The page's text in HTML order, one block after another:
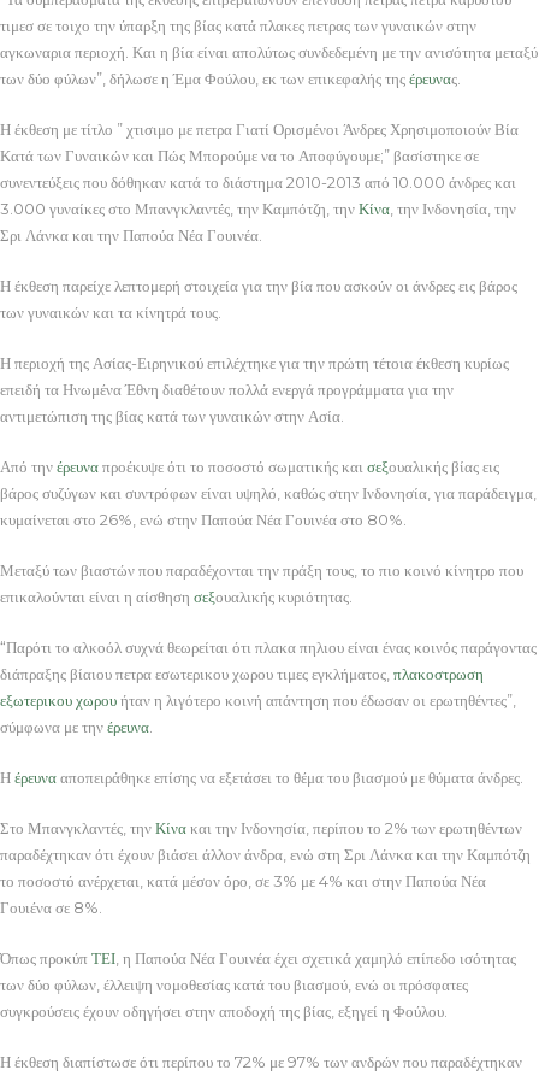
τιμεσ σε τοιχο την ύπαρξη της βίας κατά πλακες πετρας των γυναικών στην
αγκωναρια περιοχή. Και η βία είναι απολύτως συνδεδεμένη με την ανισότητα μεταξύ
των δύο φύλων”, δήλωσε η Έμα Φούλου, εκ των επικεφαλής τηςέρευνας.
Η έκθεση με τίτλο ” χτισιμο με πετρα Γιατί Ορισμένοι Άνδρες Χρησιμοποιούν Βία
Κατά των Γυναικών και Πώς Μπορούμε να το Αποφύγουμε;” βασίστηκε σε
συνεντεύξεις που δόθηκαν κατά το διάστημα 2010-2013 από 10.000 άνδρες και
3.000 γυναίκες στο Μπανγκλαντές, την Καμπότζη, τηνΚίνα , την Ινδονησία, την
Σρι Λάνκα και την Παπούα Νέα Γουινέα.
Η έκθεση παρείχε λεπτομερή στοιχεία για την βία που ασκούν οι άνδρες εις βάρος
των γυναικών και τα κίνητρά τους.
Η περιοχή της Ασίας-Ειρηνικού επιλέχτηκε για την πρώτη τέτοια έκθεση κυρίως
επειδή τα Ηνωμένα Έθνη διαθέτουν πολλά ενεργά προγράμματα για την
αντιμετώπιση της βίας κατά των γυναικών στην Ασία.
Από τηνέρευναπροέκυψε ότι το ποσοστό σωματικής και σεξουαλικής βίας εις
βάρος συζύγων και συντρόφων είναι υψηλό, καθώς στην Ινδονησία, για παράδειγμα,
κυμαίνεται στο 26%, ενώ στην Παπούα Νέα Γουινέα στο 80%.
Μεταξύ των βιαστών που παραδέχονται την πράξη τους, το πιο κοινό κίνητρο που
επικαλούνται είναι η αίσθηση σεξουαλικής κυριότητας.
“Παρότι το αλκοόλ συχνά θεωρείται ότι πλακα πηλιου είναι ένας κοινός παράγοντας
διάπραξης βίαιου πετρα εσωτερικου χωρου τιμες εγκλήματος, πλακοστρωση
εξωτερικου χωρουήταν η λιγότερο κοινή απάντηση που έδωσαν οι ερωτηθέντες”,
σύμφωνα με τηνέρευνα
Ηέρευνααποπειράθηκε επίσης να εξετάσει το θέμα του βιασμού με θύματα άνδρες.
Στο Μπανγκλαντές, τηνΚίνακαι την Ινδονησία, περίπου το 2% των ερωτηθέντων
παραδέχτηκαν ότι έχουν βιάσει άλλον άνδρα, ενώ στη Σρι Λάνκα και την Καμπότζη
το ποσοστό ανέρχεται, κατά μέσον όρο, σε 3% με 4% και στην Παπούα Νέα
Γουιένα σε 8%.
Όπως προκύπ ΤΕΙ , η Παπούα Νέα Γουινέα έχει σχετικά χαμηλό επίπεδο ισότητας
των δύο φύλων, έλλειψη νομοθεσίας κατά του βιασμού, ενώ οι πρόσφατες
συγκρούσεις έχουν οδηγήσει στην αποδοχή της βίας, εξηγεί η Φούλου.
Η έκθεση διαπίστωσε ότι περίπου το 72% με 97% των ανδρών που παραδέχτηκαν